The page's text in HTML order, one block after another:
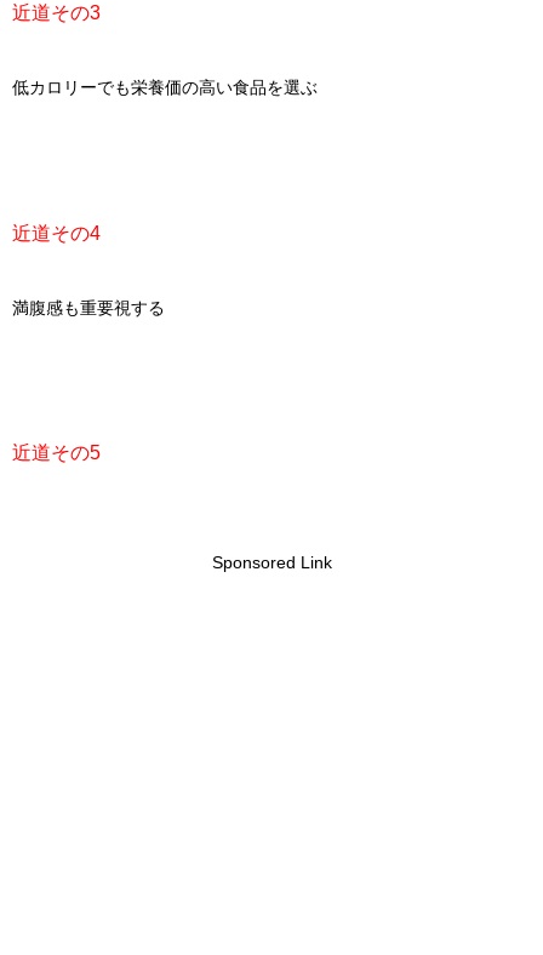
近道その3
低カロリーでも栄養価の高い食品を選ぶ
近道その4
満腹感も重要視する
近道その5
Sponsored Link